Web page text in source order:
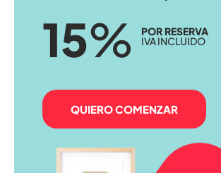
15% POR RESERVA
IVA INCLUIDO
QUIERO COMENZAR